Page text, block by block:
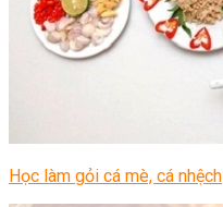
Học làm gỏi cá mè, cá nhệch